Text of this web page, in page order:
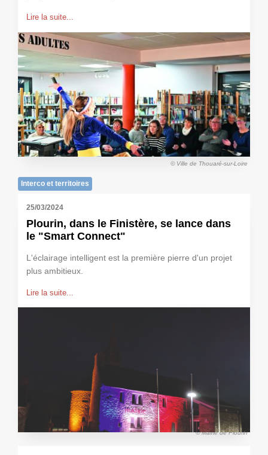
Lire la suite...
© Ville de Thouaré-sur-Loire
Interco et territoires
25/03/2024
Plourin, dans le Finistère, se lance dans
le "Smart Connect"
L'éclairage intelligent est la première pierre d'un projet
plus ambitieux.
Lire la suite...
© Mairie de Plourin